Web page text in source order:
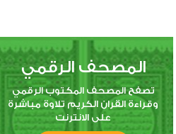
المصحف الرقمي
تصفح المصحف المكتوب الرقمي
وقراءة القران الكريم تلاوة مباشرة
على الانترنت